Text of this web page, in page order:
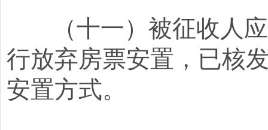
（十一）被征收人应
行放弃房票安置，已核
安置方式。